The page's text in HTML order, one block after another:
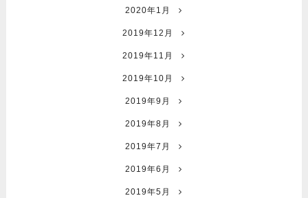
2020年1月
2019年12月
2019年11月
2019年10月
2019年9月
2019年8月
2019年7月
2019年6月
2019年5月